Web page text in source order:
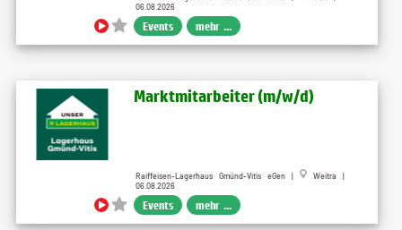
06.08.2026
Events mehr ...
Marktmitarbeiter (m/w/d)
Raiffeisen-Lagerhaus Gmünd-Vitis eGen |
Weitra |
06.08.2026
Events mehr ...